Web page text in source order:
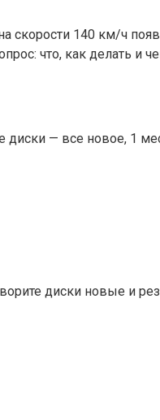
140 км/ч
что, как делать и
диски — все новое, 1
диски новые и